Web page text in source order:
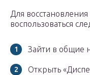
Для
воспользоваться
Зайти в общие
Открыть